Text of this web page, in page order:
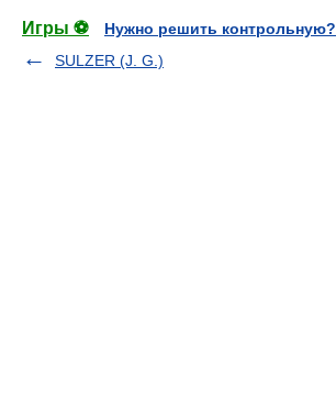
Игры ⚽
Нужно решить контрольную?
SULZER (J. G.)